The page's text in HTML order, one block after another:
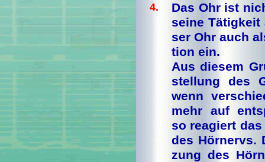
Das Ohr ist
sei­ne
ser Ohr auch
ti­on ein.
Aus die­sem
stel­lung des
wenn
mehr auf
so re­a­giert
des Hör­nervs.
zung des
4.